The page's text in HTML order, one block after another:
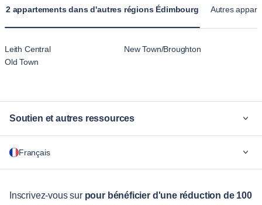
2 appartements dans d'autres régions Édimbourg Autres
Leith Central
New Town/Broughton
Old Town
Soutien et autres ressources
Pour les entreprises
Services aux visiteurs
Français
English
Inscrivez-vous sur pour bénéficier d'une réduction de 100